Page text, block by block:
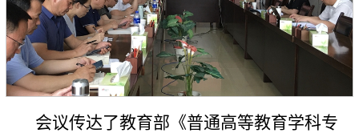
会议传达了教育部《普通高等教育学科专